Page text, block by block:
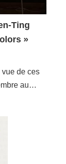
Ting
»
vue de ces
au
le
musicale